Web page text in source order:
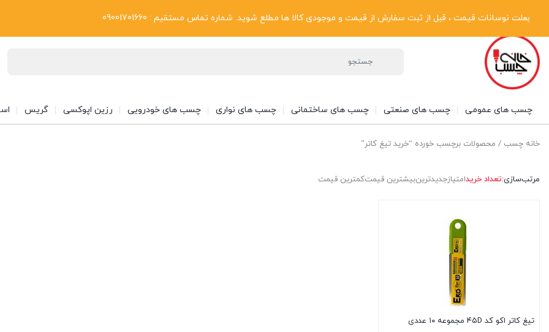
بعلت نوسانات قیمت ، قبل از ثبت سفارش از قیمت و موجودی کالا ها مطلع شوید. شماره تماس مستقیم : 09001701660
پیگیری سفارشات دریافت فاکتور رسمی تماس با ما درباره ما بلاگ
چسب های عمومی چسب های صنعتی چسب های ساختمانی چسب های نواری چسب های خودرویی رزین اپوکسی گریس
خانه چسب / محصولات برچسب خورده “خرید تیغ کاتر”
مرتب‌سازی:تعداد خریدامتیازجدیدترینبیشترین قیمتکمترین قیمت
تیغ کاتر اکو کد ۴۵D مجموعه ۱۰ عددی